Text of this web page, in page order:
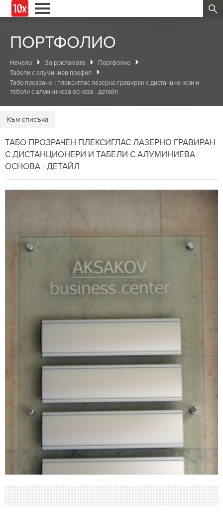
ПОРТФОЛИО
Начало За рекламата
Портфолио
Табели с алуминиев профил
Табо прозрачен плексиглас лазерно гравиран с дистанционери и
табели с алуминиева основа - детайл
Kъм списъка
ТАБО ПРОЗРАЧЕН ПЛЕКСИГЛАС ЛАЗЕРНО ГРАВИРАН
С ДИСТАНЦИОНЕРИ И ТАБЕЛИ С АЛУМИНИЕВА
ОСНОВА - ДЕТАЙЛ